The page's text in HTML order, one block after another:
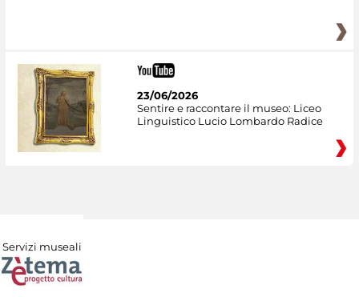
23/06/2026
Sentire e raccontare il museo: Liceo
Linguistico Lucio Lombardo Radice
Servizi museali